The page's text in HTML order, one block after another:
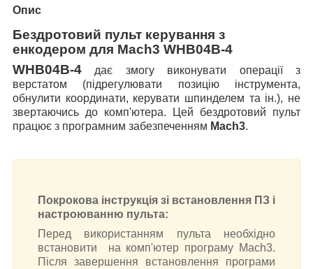
Опис
Бездротовий пульт керування з
енкодером для Mach3 WHB04B-4
WHB04B-4 дає змогу виконувати операції з
верстатом (підрегулювати позицію інструмента,
обнулити координати, керувати шпинделем та ін.), не
звертаючись до комп'ютера.
Цей бездротовий пульт
працює з програмним забезпеченням Mach3.
Покрокова інструкція зі встановлення ПЗ і
настроюванню пульта:
Перед використанням пульта необхідно
встановити на комп'ютер програму Mach3.
Після завершення встановлення програми